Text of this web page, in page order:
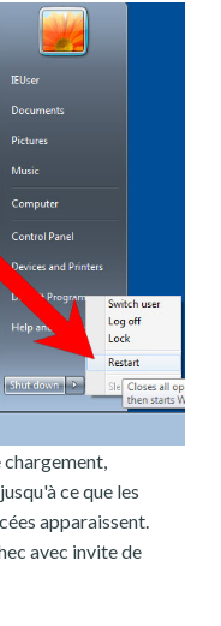
ce que les
apparaissent.
avec invite de